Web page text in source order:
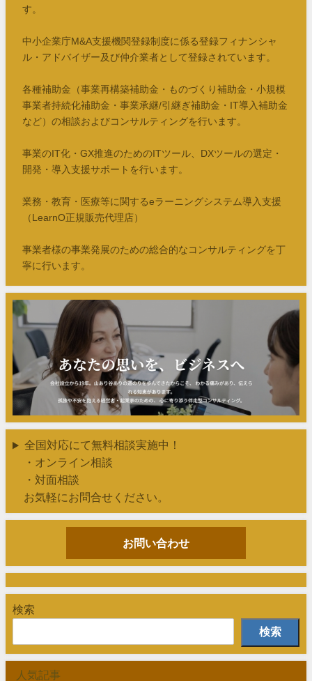
す。
中小企業庁M&A支援機関登録制度に係る登録フィナンシャ
ル・アドバイザー及び仲介業者として登録されています。
各種補助金（事業再構築補助金・ものづくり補助金・小規模
事業者持続化補助金・事業承継/引継ぎ補助金・IT導入補助金
など）の相談およびコンサルティングを行います。
事業のIT化・GX推進のためのITツール、DXツールの選定・
開発・導入支援サポートを行います。
業務・教育・医療等に関するeラーニングシステム導入支援
（LearnO正規販売代理店）
事業者様の事業発展のための総合的なコンサルティングを丁
寧に行います。
全国対応にて無料相談実施中！
・オンライン相談
・対面相談
お気軽にお問合せください。
お問い合わせ
検索
検索
人気記事